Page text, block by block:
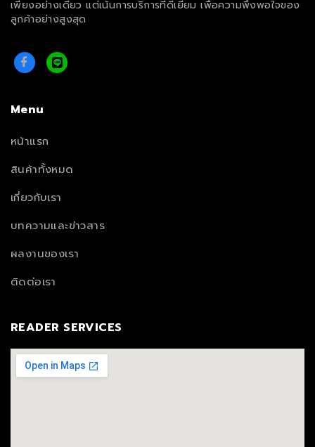
เพียงอย่างเดียว แต่เน้นการบริการที่ดีเยี่ยม เพื่อความพึงพอใจของ
ลูกค้าอย่างสูงสุด
Menu
หน้าแรก
สินค้าทั้งหมด
เกี่ยวกับเรา
บทความและข่าวสาร
ผลงานของเรา
ติดต่อเรา
READER SERVICES